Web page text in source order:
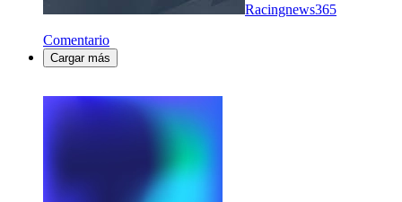
Racingnews365
Comentario
Cargar más